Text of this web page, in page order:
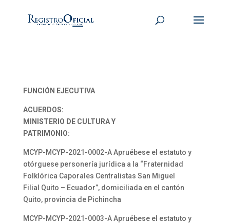
FUNCIÓN EJECUTIVA
ACUERDOS:
MINISTERIO DE CULTURA Y
PATRIMONIO:
MCYP-MCYP-2021-0002-A Apruébese el estatuto y
otórguese personería jurídica a la “Fraternidad
Folklórica Caporales Centralistas San Miguel
Filial Quito – Ecuador”, domiciliada en el cantón
Quito, provincia de Pichincha
MCYP-MCYP-2021-0003-A Apruébese el estatuto y